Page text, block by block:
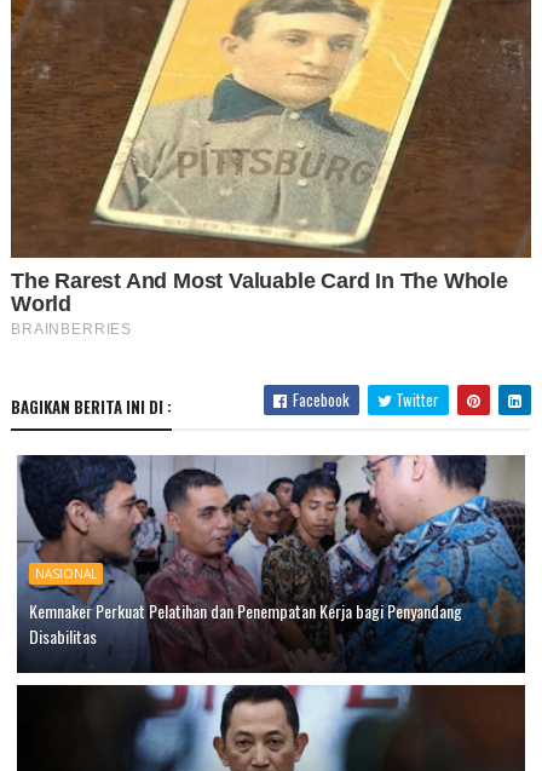
BAGIKAN BERITA INI DI : Facebook Twitter
NASIONAL
Kemnaker Perkuat Pelatihan dan Penempatan Kerja bagi Penyandang
Disabilitas